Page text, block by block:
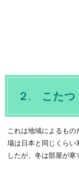
２. こたつ
これは地域によるも
場は日本と同じくらい
したが、冬は部屋が寒